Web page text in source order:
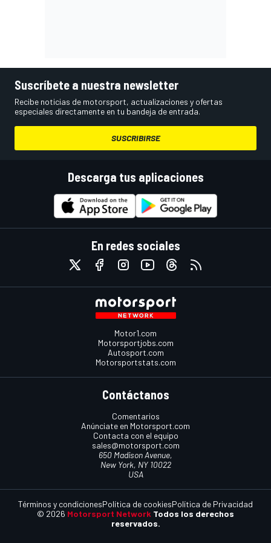
Suscríbete a nuestra newsletter
Recibe noticias de motorsport, actualizaciones y ofertas
especiales directamente en tu bandeja de entrada.
SUSCRIBIRSE
Descarga tus aplicaciones
En redes sociales
Motor1.com
Motorsportjobs.com
Autosport.com
Motorsportstats.com
Contáctanos
Comentarios
Anúnciate en Motorsport.com
Contacta con el equipo
sales@motorsport.com
650 Madison Avenue,
New York, NY 10022
USA
© 2026 Motorsport Network Todos los derechos
reservados.
Términos y condicionesPolítica de cookiesPolítica de Privacidad